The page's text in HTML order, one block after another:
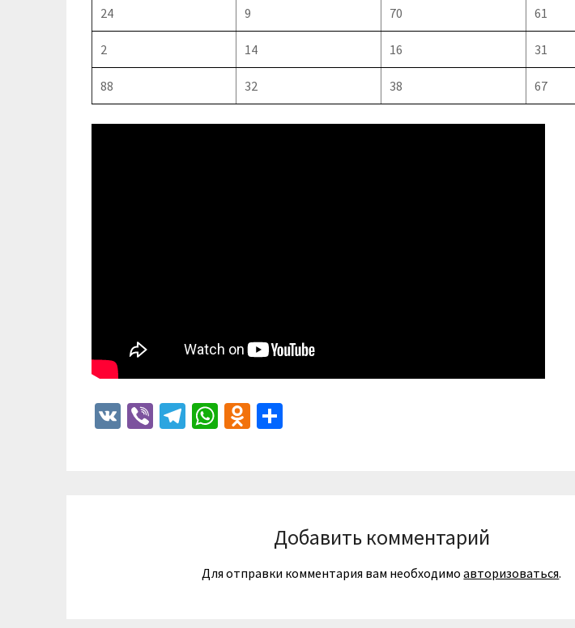
24 9 70 61
2 14 16 31
88 32 38 67
VK ViberTelegram
WhatsApp
Odnoklassniki
Добавить комментарий
Для отправки комментария вам необходимоавторизоваться.